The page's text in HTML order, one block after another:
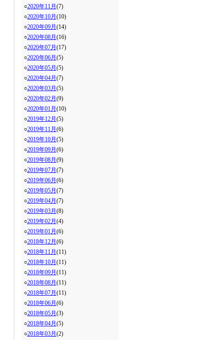
○2020年11月 (7)
○2020年10月 (10)
○2020年09月 (14)
○2020年08月 (16)
○2020年07月 (17)
○2020年06月 (5)
○2020年05月 (5)
○2020年04月 (7)
○2020年03月 (5)
○2020年02月 (9)
○2020年01月 (10)
○2019年12月 (5)
○2019年11月 (6)
○2019年10月 (5)
○2019年09月 (6)
○2019年08月 (9)
○2019年07月 (7)
○2019年06月 (6)
○2019年05月 (7)
○2019年04月 (7)
○2019年03月 (8)
○2019年02月 (4)
○2019年01月 (6)
○2018年12月 (6)
○2018年11月 (11)
○2018年10月 (11)
○2018年09月 (11)
○2018年08月 (11)
○2018年07月 (11)
○2018年06月 (6)
○2018年05月 (3)
○2018年04月 (5)
○2018年03月 (2)